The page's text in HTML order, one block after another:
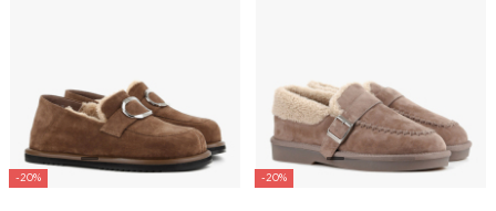
-20% -20%